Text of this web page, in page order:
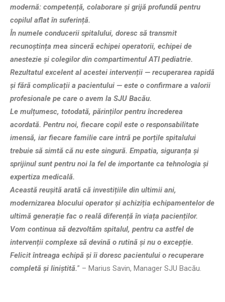
modernă: competență, colaborare și grijă profundă pentru
copilul aflat în suferință.
În numele conducerii spitalului, doresc să transmit
recunoștința mea sinceră echipei operatorii, echipei de
anestezie și colegilor din compartimentul ATI pediatrie.
Rezultatul excelent al acestei intervenții — recuperarea rapidă
și fără complicații a pacientului — este o confirmare a valorii
profesionale pe care o avem la SJU Bacău.
Le mulțumesc, totodată, părinților pentru încrederea
acordată. Pentru noi, fiecare copil este o responsabilitate
imensă, iar fiecare familie care intră pe porțile spitalului
trebuie să simtă că nu este singură. Empatia, siguranța și
sprijinul sunt pentru noi la fel de importante ca tehnologia și
expertiza medicală.
Această reușită arată că investițiile din ultimii ani,
modernizarea blocului operator și achiziția echipamentelor de
ultimă generație fac o reală diferență în viața pacienților.
Vom continua să dezvoltăm spitalul, pentru ca astfel de
intervenții complexe să devină o rutină și nu o excepție.
Felicit întreaga echipă și îi doresc pacientului o recuperare
completă și liniștită.” – Marius Savin, Manager SJU Bacău.